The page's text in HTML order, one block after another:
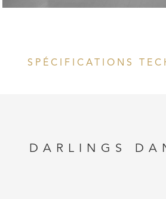
SPÉCIFICATIONS
DARLINGS